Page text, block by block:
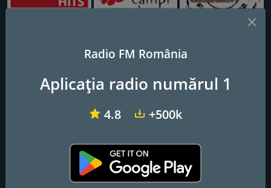
Nova22
(decembrie 1989 – decembrie 1992) pe frecvența 92,7Mhz.
Versiunea online încearcă să păstreze spiritul Nova22, ce includea
un mix complet de cultură muzicală, inițiativă și pionierat, prin
piesele si programele promovate! Programele noastre sunt
Radio FM România
Aplicația radio numărul 1
4.8 +500k